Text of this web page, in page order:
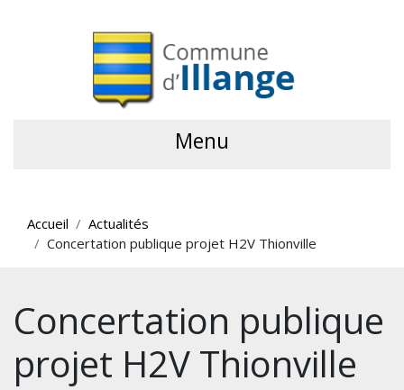
Menu
Accueil
Actualités
Concertation publique projet H2V Thionville
Concertation publique
projet H2V Thionville